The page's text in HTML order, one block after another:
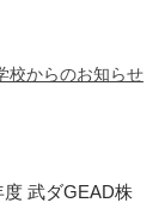
校からのお知らせ
度 武ダGEAD株